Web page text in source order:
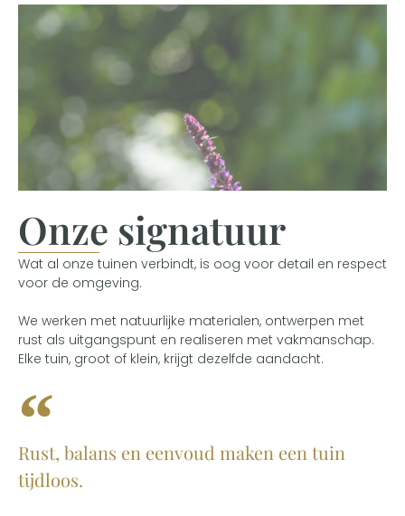
Onze signatuur
Wat al onze tuinen verbindt, is oog voor detail en respect
voor de omgeving.
We werken met natuurlijke materialen, ontwerpen met
rust als uitgangspunt en realiseren met vakmanschap.
Elke tuin, groot of klein, krijgt dezelfde aandacht.
Rust, balans en eenvoud maken een tuin
tijdloos.